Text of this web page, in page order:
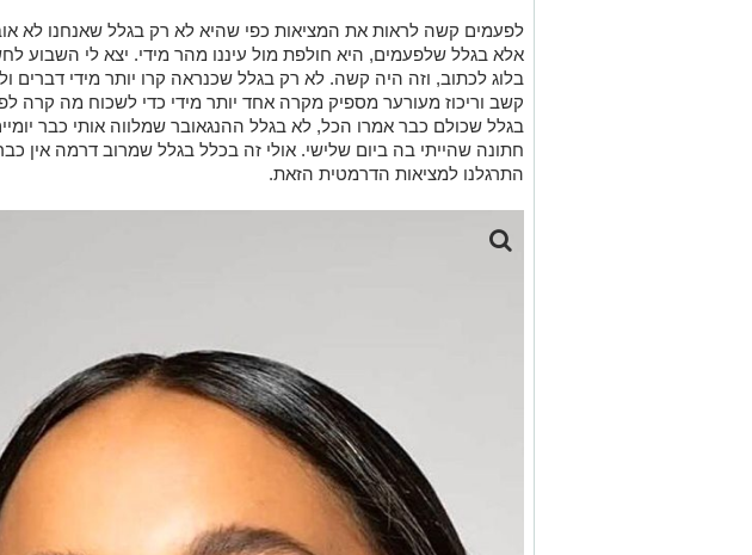
לפעמים קשה לראות את המציאות כפי שהיא לא רק בגלל שאנחנו לא
אלא בגלל שלפעמים, היא חולפת מול עיננו מהר מידי. יצא לי השבוע
בלוג לכתוב, וזה היה קשה. לא רק בגלל שכנראה קרו יותר מידי דברים
קשב וריכוז מעורער מספיק מקרה אחד יותר מידי כדי לשכוח מה קרה
בגלל שכולם כבר אמרו הכל, לא בגלל ההנגאובר שמלווה אותי כבר
חתונה שהייתי בה ביום שלישי. אולי זה בכלל בגלל שמרוב דרמה אין
התרגלנו למציאות הדרמטית הזאת.